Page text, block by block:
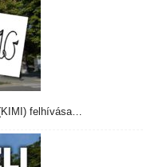
felhívása…